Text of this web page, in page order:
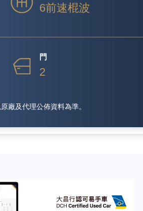
6前速棍波
門
2
廠及代理公佈資料為準。